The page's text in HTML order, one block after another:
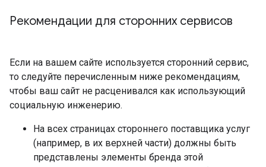
Рекомендации для сторонних сервисов
Если на вашем сайте используется сторонний сервис,
то следуйте перечисленным ниже рекомендациям,
чтобы ваш сайт не расценивался как использующий
социальную инженерию.
На всех страницах стороннего поставщика услуг
(например, в их верхней части) должны быть
представлены элементы бренда этой